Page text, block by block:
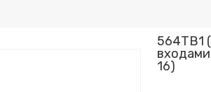
564ТВ1
входами
16)